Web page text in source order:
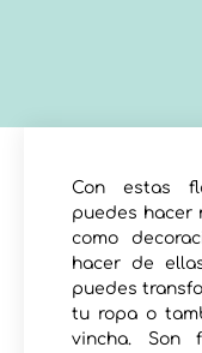
Con estas
puedes hacer
como
hacer de
puedes
tu ropa o
vincha. Son